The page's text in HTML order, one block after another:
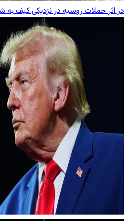
در اثر حملات روسیه در نزدیکی کیف